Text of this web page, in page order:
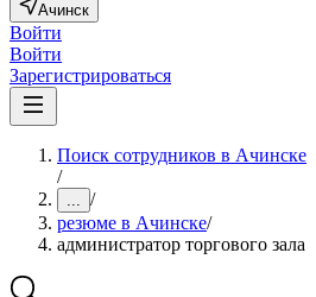
Ачинск
Войти
Войти
Зарегистрироваться
Поиск сотрудников в Ачинске
/
... /
резюме в Ачинске/
администратор торгового зала